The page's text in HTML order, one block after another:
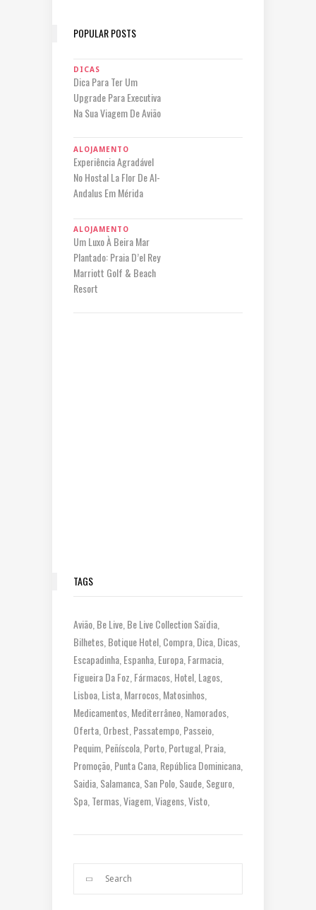
POPULAR POSTS
DICAS
Dica Para Ter Um
Upgrade Para Executiva
Na Sua Viagem De Avião
ALOJAMENTO
Experiência Agradável
No Hostal La Flor De Al-
Andalus Em Mérida
ALOJAMENTO
Um Luxo À Beira Mar
Plantado: Praia D’el Rey
Marriott Golf & Beach
Resort
TAGS
Avião Be Live Be Live Collection Saïdia
Bilhetes Botique Hotel Compra Dica Dicas
Escapadinha Espanha Europa Farmacia
Figueira Da Foz Fármacos Hotel Lagos
Lisboa Lista Marrocos Matosinhos
Medicamentos Mediterrâneo Namorados
Oferta Orbest Passatempo Passeio
Pequim Peñíscola Porto Portugal Praia
Promoção Punta Cana República Dominicana
Saidia Salamanca San Polo Saude Seguro
Spa Termas Viagem Viagens Visto